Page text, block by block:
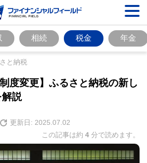
相続 税金 年金
と納税
度変更】ふるさと納税の新し
説
更新日: 2025.07.02
この記事は約 4 分で読めます。